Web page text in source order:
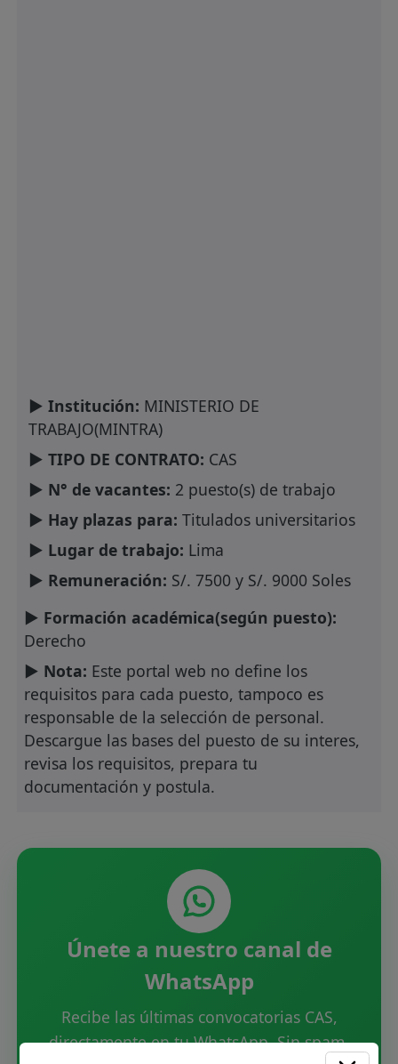
► Institución: MINISTERIO DE
TRABAJO(MINTRA)
► TIPO DE CONTRATO: CAS
► N° de vacantes: 2 puesto(s) de trabajo
► Hay plazas para: Titulados universitarios
► Lugar de trabajo: Lima
► Remuneración: S/. 7500 y S/. 9000 Soles
► Formación académica(según puesto):
Derecho
► Nota: Este portal web no define los
requisitos para cada puesto, tampoco es
responsable de la selección de personal.
Descargue las bases del puesto de su interes,
revisa los requisitos, prepara tu
documentación y postula.
Únete a nuestro canal de
WhatsApp
Recibe las últimas convocatorias CAS,
directamente en tu WhatsApp. Sin spam.